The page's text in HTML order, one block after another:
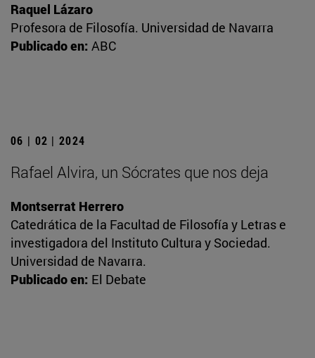
Raquel Lázaro
Profesora de Filosofía. Universidad de Navarra
Publicado en: ABC
06 | 02 | 2024
Rafael Alvira, un Sócrates que nos deja
Montserrat Herrero
Catedrática de la Facultad de Filosofía y Letras e
investigadora del Instituto Cultura y Sociedad.
Universidad de Navarra.
Publicado en: El Debate